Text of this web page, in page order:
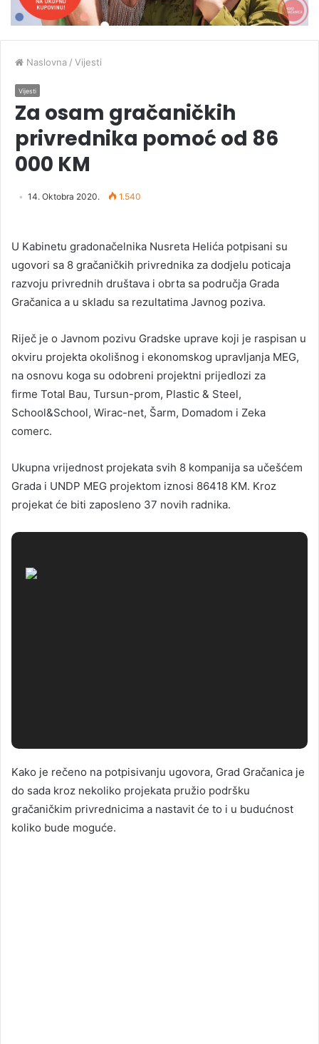
Naslovna / Vijesti
Vijesti
Za osam gračaničkih
privrednika pomoć od 86
000 KM
14. Oktobra 2020. 1.540
U Kabinetu gradonačelnika Nusreta Helića potpisani su
ugovori sa 8 gračaničkih privrednika za dodjelu poticaja
razvoju privrednih društava i obrta sa područja Grada
Gračanica a u skladu sa rezultatima Javnog poziva.
Riječ je o Javnom pozivu Gradske uprave koji je raspisan u
okviru projekta okolišnog i ekonomskog upravljanja MEG,
na osnovu koga su odobreni projektni prijedlozi za
firme Total Bau, Tursun-prom, Plastic & Steel,
School&School, Wirac-net, Šarm, Domadom i Zeka
comerc.
Ukupna vrijednost projekata svih 8 kompanija sa učešćem
Grada i UNDP MEG projektom iznosi 86418 KM. Kroz
projekat će biti zaposleno 37 novih radnika.
Kako je rečeno na potpisivanju ugovora, Grad Gračanica je
do sada kroz nekoliko projekata pružio podršku
gračaničkim privrednicima a nastavit će to i u budućnost
koliko bude moguće.